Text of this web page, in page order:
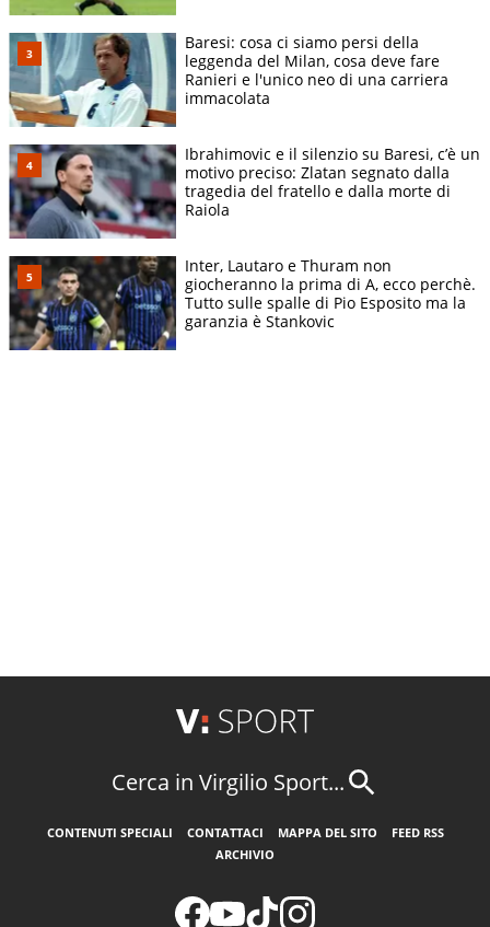
Baresi: cosa ci siamo persi della
leggenda del Milan, cosa deve fare
Ranieri e l'unico neo di una carriera
immacolata
Ibrahimovic e il silenzio su Baresi, c’è un
motivo preciso: Zlatan segnato dalla
tragedia del fratello e dalla morte di
Raiola
Inter, Lautaro e Thuram non
giocheranno la prima di A, ecco perchè.
Tutto sulle spalle di Pio Esposito ma la
garanzia è Stankovic
Cerca in Virgilio Sport...
CONTENUTI SPECIALI CONTATTACI MAPPA DEL SITO
FEED RSS
ARCHIVIO